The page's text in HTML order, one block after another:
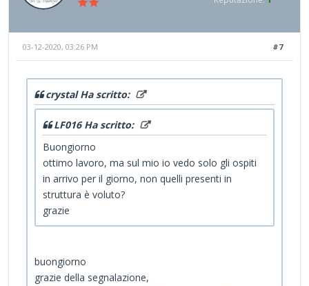
#7
03-12-2020, 03:26 PM
crystal Ha scritto:
LF016 Ha scritto:
Buongiorno
ottimo lavoro, ma sul mio io vedo solo gli ospiti
in arrivo per il giorno, non quelli presenti in
struttura è voluto?
grazie
buongiorno
grazie della segnalazione,